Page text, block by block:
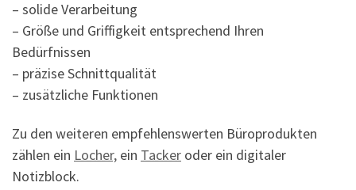
– solide Verarbeitung
– Größe und Griffigkeit entsprechend Ihren
Bedürfnissen
– präzise Schnittqualität
– zusätzliche Funktionen
Zu den weiteren empfehlenswerten Büroprodukten
zählen ein Locher, ein Tacker oder ein digitaler
Notizblock.